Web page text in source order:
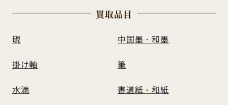
買取品 目
硯 中国墨・和墨
掛け軸 筆
水滴 書道紙・和紙